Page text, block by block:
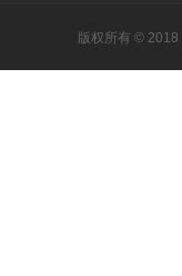
版权所有 © 2018